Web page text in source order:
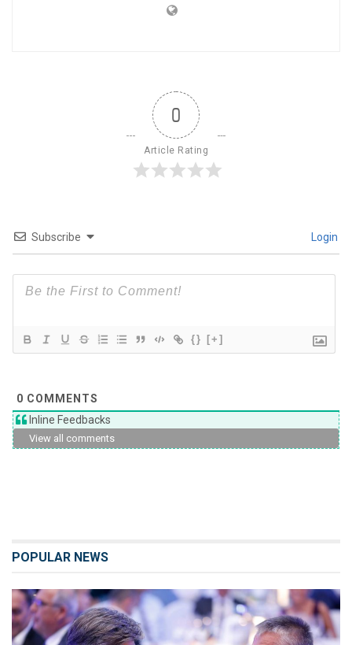
0
Article Rating
Subscribe Login
{} [+]
0 COMMENTS
Inline Feedbacks
View all comments
POPULAR NEWS